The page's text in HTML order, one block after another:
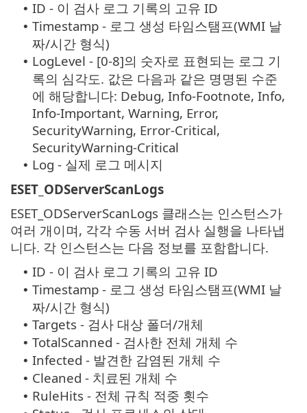
• ID - 이 검사 로그 기록의 고유 ID
• Timestamp - 로그 생성 타임스탬프(WMI 날
짜/시간 형식)
• LogLevel - [0-8]의 숫자로 표현되는 로그 기
록의 심각도. 값은 다음과 같은 명명된 수준
에 해당합니다: Debug, Info-Footnote, Info,
Info-Important, Warning, Error,
SecurityWarning, Error-Critical,
SecurityWarning-Critical
• Log - 실제 로그 메시지
ESET_ODServerScanLogs
ESET_ODServerScanLogs 클래스는 인스턴스가
여러 개이며, 각각 수동 서버 검사 실행을 나타냅
니다. 각 인스턴스는 다음 정보를 포함합니다.
• ID - 이 검사 로그 기록의 고유 ID
• Timestamp - 로그 생성 타임스탬프(WMI 날
짜/시간 형식)
• Targets - 검사 대상 폴더/개체
• TotalScanned - 검사한 전체 개체 수
• Infected - 발견한 감염된 개체 수
• Cleaned - 치료된 개체 수
• RuleHits - 전체 규칙 적중 횟수